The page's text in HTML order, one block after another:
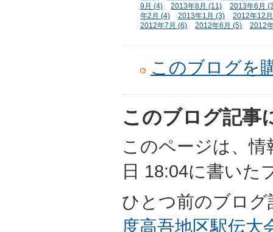
9月 (4)
2013年8月 (11)
2013年6月
年2月 (4)
2013年1月 (3)
2012年12
2012年7月 (6)
2012年6月 (5) 2012
このブログを
このブログ記事
このページは、情
日 18:04に書いた
ひとつ前のブログ
度高吾地区駅伝大